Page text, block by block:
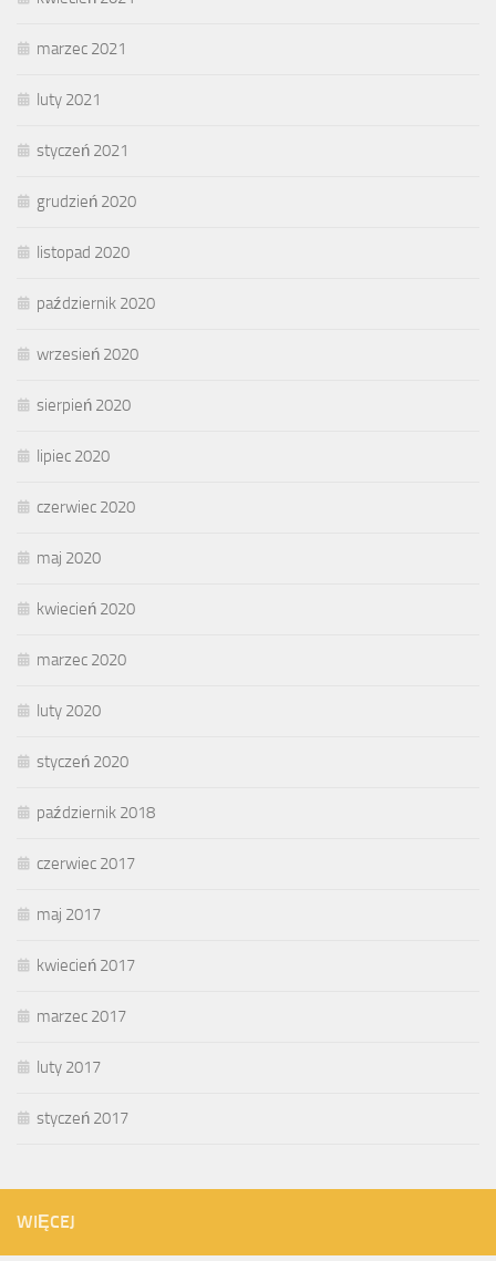
marzec 2021
luty 2021
styczeń 2021
grudzień 2020
listopad 2020
październik 2020
wrzesień 2020
sierpień 2020
lipiec 2020
czerwiec 2020
maj 2020
kwiecień 2020
marzec 2020
luty 2020
styczeń 2020
październik 2018
czerwiec 2017
maj 2017
kwiecień 2017
marzec 2017
luty 2017
styczeń 2017
WIĘCEJ